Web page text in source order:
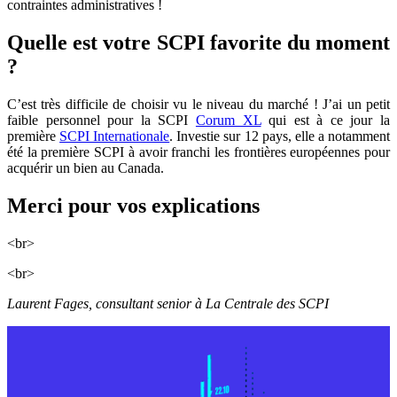
contraintes administratives !
Quelle est votre SCPI favorite du moment
?
C’est très difficile de choisir vu le niveau du marché ! J’ai un petit
faible personnel pour la SCPI Corum XLqui est à ce jour la
première SCPI Internationale. Investie sur 12 pays, elle a notamment
été la première SCPI à avoir franchi les frontières européennes pour
acquérir un bien au Canada.
Merci pour vos explications
<br>
<br>
Laurent Fages, consultant senior à La Centrale des SCPI